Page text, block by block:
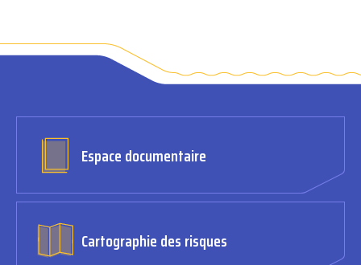
Espace documentaire
Cartographie des risques